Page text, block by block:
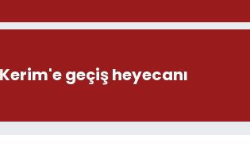
geçiş heyecanı